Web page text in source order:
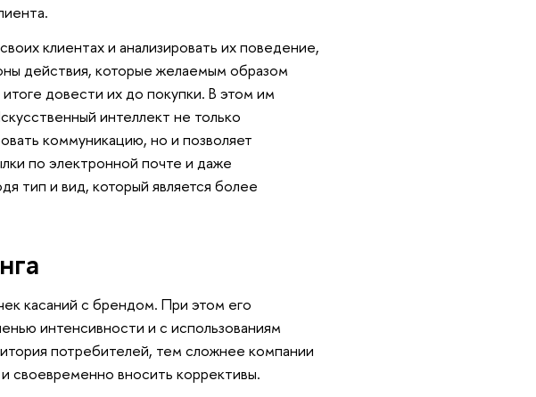
клиентах и анализировать их поведение,
действия, которые желаемым образом
довести их до покупки. В этом им
интеллект не только
коммуникацию, но и позволяет
по электронной почте и даже
тип и вид, который является более
касаний с брендом. При этом его
интенсивности и с использованиям
потребителей, тем сложнее компании
своевременно вносить коррективы.